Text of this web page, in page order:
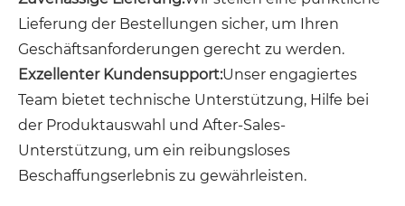
Lieferung der Bestellungen sicher, um Ihren
Geschäftsanforderungen gerecht zu werden.
Exzellenter Kundensupport:Unser engagiertes
Team bietet technische Unterstützung, Hilfe bei
der Produktauswahl und After-Sales-
Unterstützung, um ein reibungsloses
Beschaffungserlebnis zu gewährleisten.